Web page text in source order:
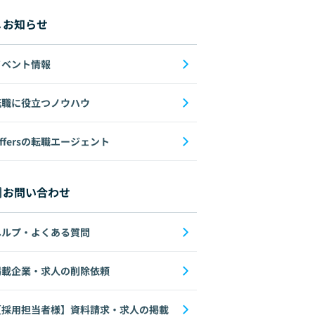
お知らせ
ント情報
に役立つノウハウ
の転職エージェント
お問い合わせ
プ・よくある質問
企業・求人の削除依頼
用担当者様】資料請求・求人の掲載